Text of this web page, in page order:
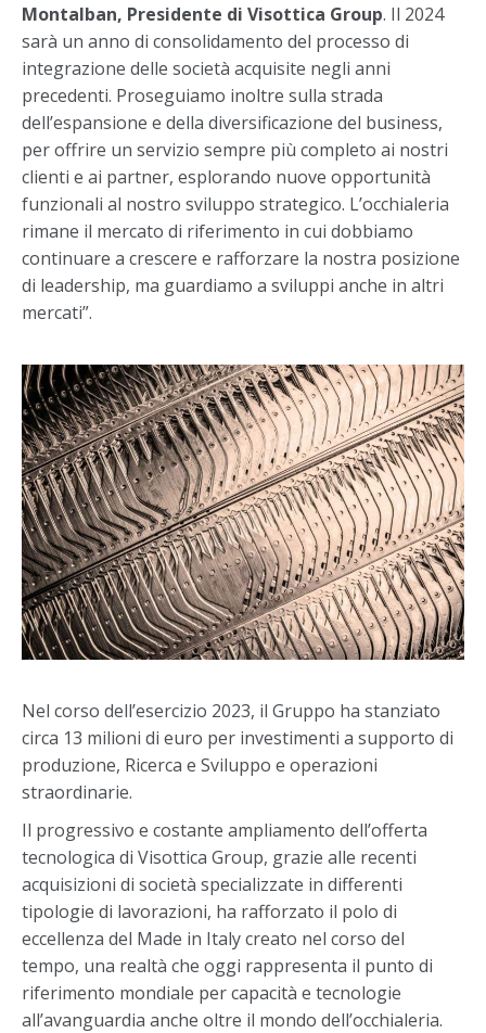
Montalban, Presidente di Visottica Group. Il 2024
sarà un anno di consolidamento del processo di
integrazione delle società acquisite negli anni
precedenti. Proseguiamo inoltre sulla strada
dell’espansione e della diversificazione del business,
per offrire un servizio sempre più completo ai nostri
clienti e ai partner, esplorando nuove opportunità
funzionali al nostro sviluppo strategico. L’occhialeria
rimane il mercato di riferimento in cui dobbiamo
continuare a crescere e rafforzare la nostra posizione
di leadership, ma guardiamo a sviluppi anche in altri
mercati”.
Nel corso dell’esercizio 2023, il Gruppo ha stanziato
circa 13 milioni di euro per investimenti a supporto di
produzione, Ricerca e Sviluppo e operazioni
straordinarie.
Il progressivo e costante ampliamento dell’offerta
tecnologica di Visottica Group, grazie alle recenti
acquisizioni di società specializzate in differenti
tipologie di lavorazioni, ha rafforzato il polo di
eccellenza del Made in Italy creato nel corso del
tempo, una realtà che oggi rappresenta il punto di
riferimento mondiale per capacità e tecnologie
all’avanguardia anche oltre il mondo dell’occhialeria.